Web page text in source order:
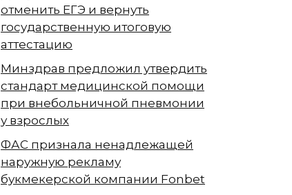
отменить ЕГЭ и вернуть
государственную итоговую
аттестацию
Минздрав предложил утвердить
стандарт медицинской помощи
при внебольничной пневмонии
у взрослых
ФАС признала ненадлежащей
наружную рекламу
букмекерской компании Fonbet